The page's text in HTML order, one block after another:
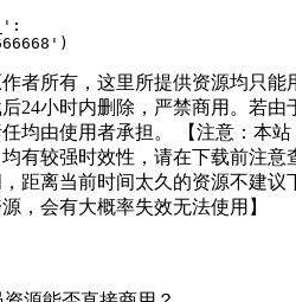
者所有，这里所提供资源均只能
24小时内删除，严禁商用。若由
均由使用者承担。 【注意：本站
有较强时效性，请在下载前注意
距离当前时间太久的资源不建议
，会有大概率失效无法使用】